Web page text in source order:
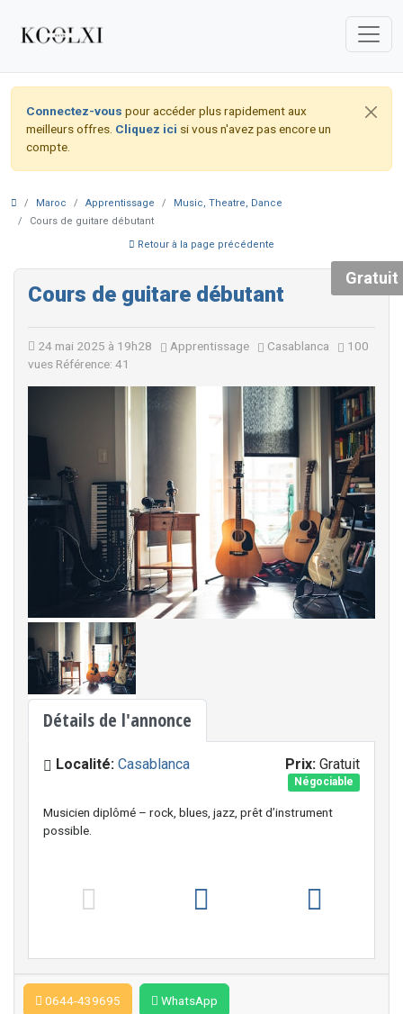
Connectez-vous pour accéder plus rapidement aux
meilleurs offres. Cliquez ici si vous n'avez pas encore un
compte.
Maroc Apprentissage
Music, Theatre, Dance
Cours de guitare débutant
Retour à la page précédente
Cours de guitare débutant
24 mai 2025 à 19h28 Apprentissage Casablanca
100
vues Référence: 41
Gratuit
Détails de l'annonce
Localité: Casablanca Prix: Gratuit
Négociable
Musicien diplômé – rock, blues, jazz, prêt d’instrument
possible.
0644-439695 WhatsApp